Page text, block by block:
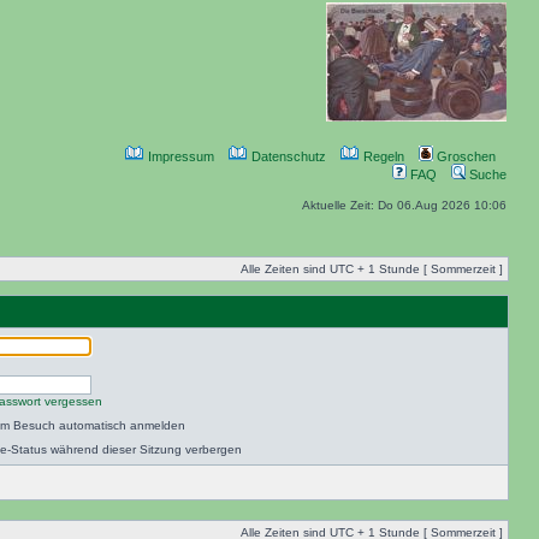
Impressum Datenschutz Regeln
Groschen
FAQ
Suche
Aktuelle Zeit: Do 06.Aug 2026 10:06
Alle Zeiten sind UTC + 1 Stunde [ Sommerzeit ]
vergessen
Besuch automatisch anmelden
Status während dieser Sitzung verbergen
Alle Zeiten sind UTC + 1 Stunde [ Sommerzeit ]